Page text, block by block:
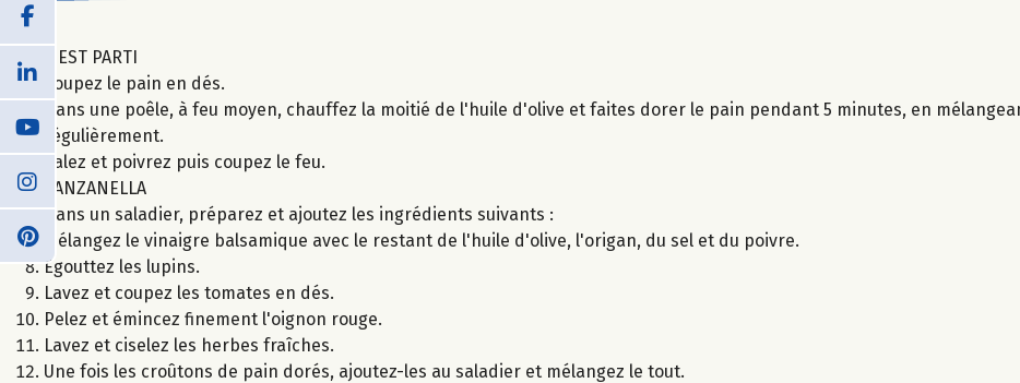
C'EST PARTI
Coupez le pain en dés.
Dans une poêle, à feu moyen, chauffez la moitié de l'huile d'olive et faites dorer le pain pendant 5 minutes, en
régulièrement.
Salez et poivrez puis coupez le feu.
PANZANELLA
Dans un saladier, préparez et ajoutez les ingrédients suivants :
Mélangez le vinaigre balsamique avec le restant de l'huile d'olive, l'origan, du sel et du poivre.
Égouttez les lupins.
Lavez et coupez les tomates en dés.
Pelez et émincez finement l'oignon rouge.
Lavez et ciselez les herbes fraîches.
Une fois les croûtons de pain dorés, ajoutez-les au saladier et mélangez le tout.